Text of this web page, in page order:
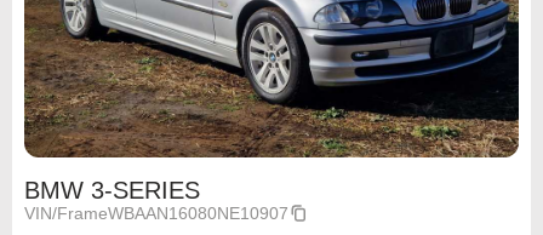
BMW 3-SERIES
VIN/FrameWBAAN16080NE10907